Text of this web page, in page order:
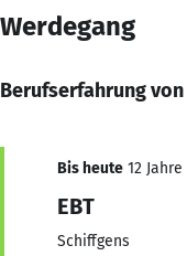
Werdegang
Berufserfahrung
Bis heute 12
EBT
Schiffgens